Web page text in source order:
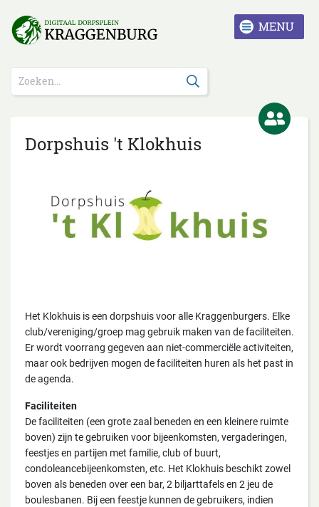
Dorpshuis 't Klokhuis
Het Klokhuis is een dorpshuis voor alle Kraggenburgers. Elke
club/vereniging/groep mag gebruik maken van de faciliteiten.
Er wordt voorrang gegeven aan niet-commerciële activiteiten,
maar ook bedrijven mogen de faciliteiten huren als het past in
de agenda.
Faciliteiten
De faciliteiten (een grote zaal beneden en een kleinere ruimte
boven) zijn te gebruiken voor bijeenkomsten, vergaderingen,
feestjes en partijen met familie, club of buurt,
condoleancebijeenkomsten, etc. Het Klokhuis beschikt zowel
boven als beneden over een bar, 2 biljarttafels en 2 jeu de
boulesbanen. Bij een feestje kunnen de gebruikers, indien